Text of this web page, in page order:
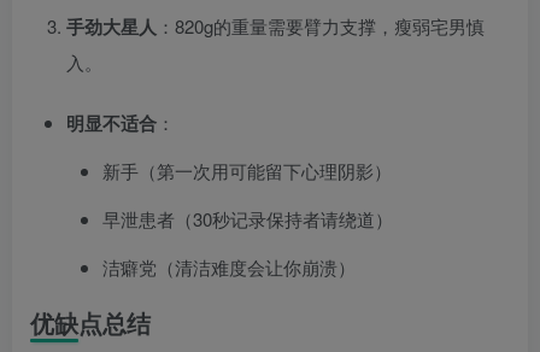
手劲大星人 ：820g的重量需要臂力支撑，瘦弱宅男慎
入。
明显不适合 ：
新手（第一次用可能留下心理阴影）
早泄患者（30秒记录保持者请绕道）
洁癖党（清洁难度会让你崩溃）
优缺点总结